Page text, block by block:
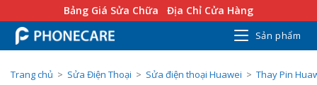
Bảng Giá Sửa Chữa Địa Chỉ Cửa Hàng
Sản phẩm
Trang chủ > Sửa Điện Thoại > Sửa điện thoại Huawei > Thay Pin